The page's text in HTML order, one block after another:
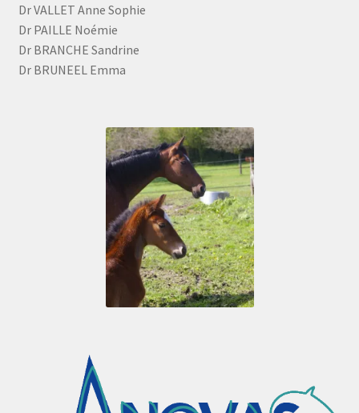
Dr VALLET Anne Sophie
Dr PAILLE Noémie
Dr BRANCHE Sandrine
Dr BRUNEEL Emma